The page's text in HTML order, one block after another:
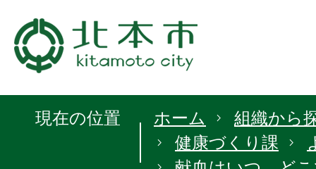
現在の位置 ホーム
組織から
健康づくり課